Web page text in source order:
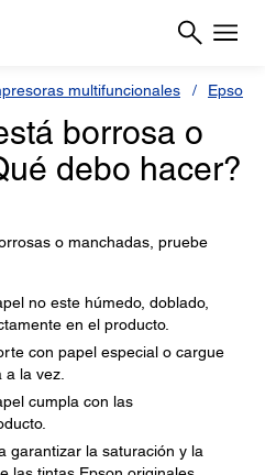
multifuncionales Epson L
borrosa o
debo hacer?
o manchadas, pruebe
no este húmedo, doblado,
en el producto.
con papel especial o cargue
la vez.
cumpla con las
garantizar la saturación y la